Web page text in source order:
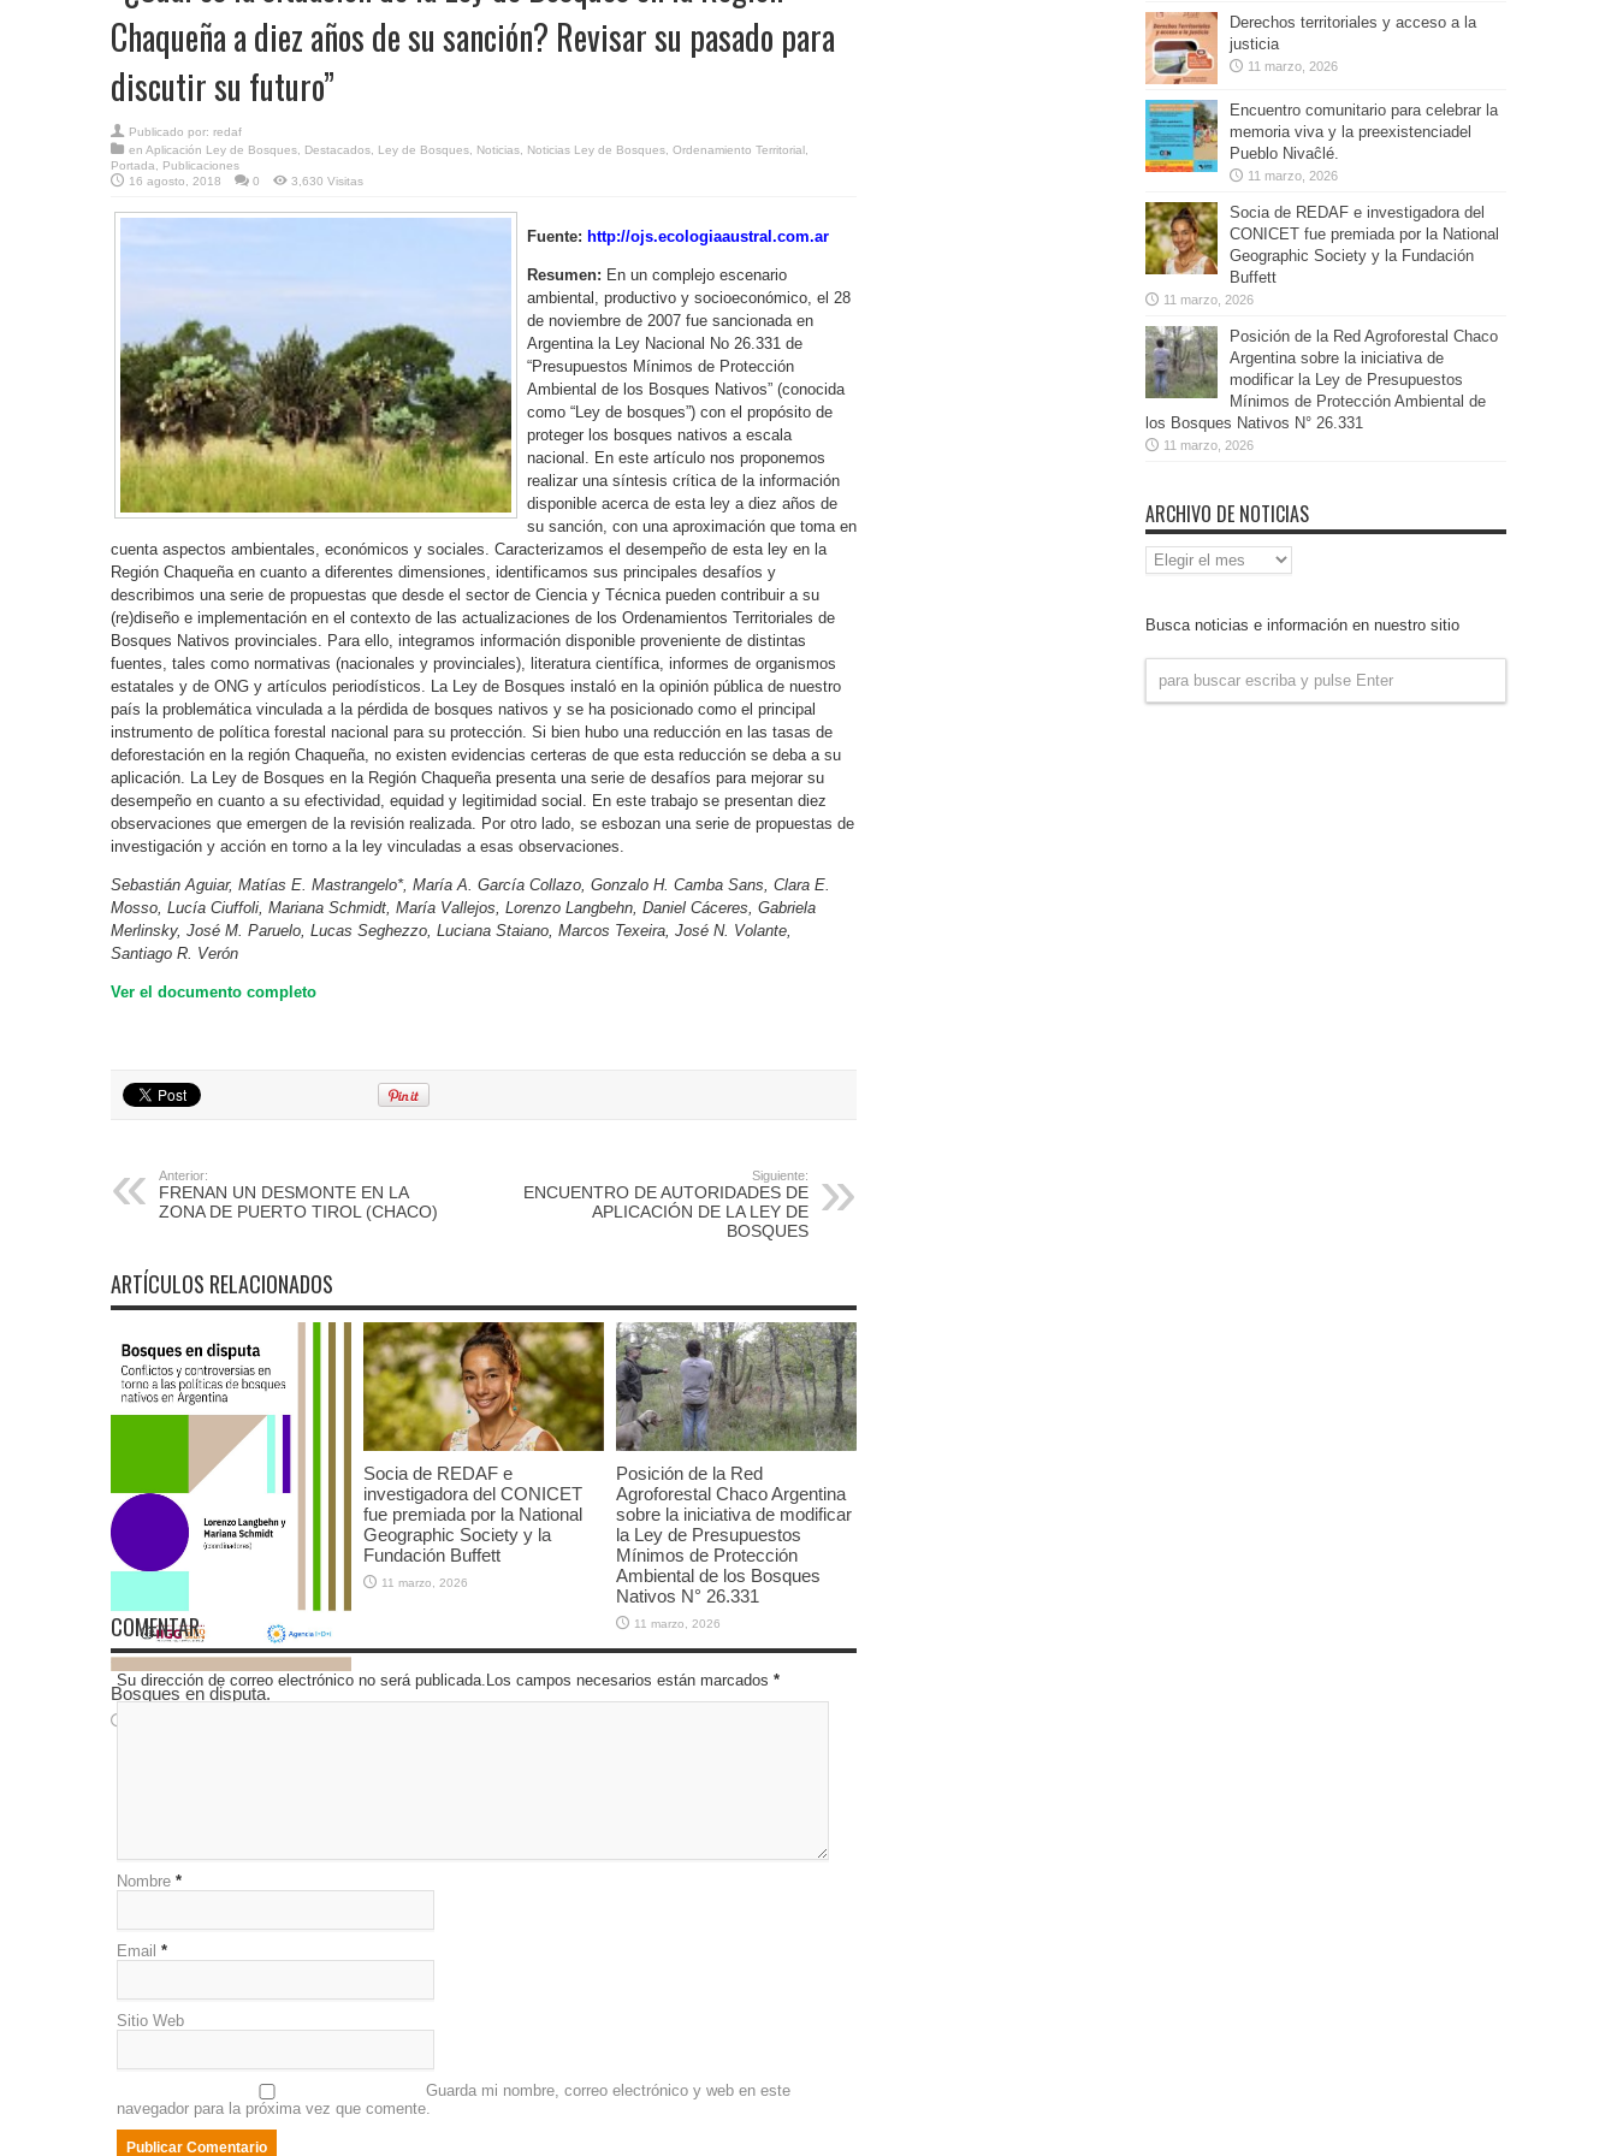
Chaqueña a diez años de su sanción? Revisar su pasado para
discutir su futuro”
Publicado por: redaf
en Aplicación Ley de Bosques Destacados Ley de Bosques Noticias Noticias Ley de Bosques Ordenamiento Territorial
Portada
Publicaciones
16 agosto, 2018
0 3,630 Visitas
Fuente: http://ojs.ecologiaaustral.com.ar
Resumen: En un complejo escenario
ambiental, productivo y socioeconómico, el 28
de noviembre de 2007 fue sancionada en
Argentina la Ley Nacional No 26.331 de
“Presupuestos Mínimos de Protección
Ambiental de los Bosques Nativos” (conocida
como “Ley de bosques”) con el propósito de
proteger los bosques nativos a escala
nacional. En este artículo nos proponemos
realizar una síntesis crítica de la información
disponible acerca de esta ley a diez años de
su sanción, con una aproximación que toma en
cuenta aspectos ambientales, económicos y sociales. Caracterizamos el desempeño de esta ley en la
Región Chaqueña en cuanto a diferentes dimensiones, identificamos sus principales desafíos y
describimos una serie de propuestas que desde el sector de Ciencia y Técnica pueden contribuir a su
(re)diseño e implementación en el contexto de las actualizaciones de los Ordenamientos Territoriales de
Bosques Nativos provinciales. Para ello, integramos información disponible proveniente de distintas
fuentes, tales como normativas (nacionales y provinciales), literatura científica, informes de organismos
estatales y de ONG y artículos periodísticos. La Ley de Bosques instaló en la opinión pública de nuestro
país la problemática vinculada a la pérdida de bosques nativos y se ha posicionado como el principal
instrumento de política forestal nacional para su protección. Si bien hubo una reducción en las tasas de
deforestación en la región Chaqueña, no existen evidencias certeras de que esta reducción se deba a su
aplicación. La Ley de Bosques en la Región Chaqueña presenta una serie de desafíos para mejorar su
desempeño en cuanto a su efectividad, equidad y legitimidad social. En este trabajo se presentan diez
observaciones que emergen de la revisión realizada. Por otro lado, se esbozan una serie de propuestas de
investigación y acción en torno a la ley vinculadas a esas observaciones.
Sebastián Aguiar, Matías E. Mastrangelo*, María A. García Collazo, Gonzalo H. Camba Sans, Clara E.
Mosso, Lucía Ciuffoli, Mariana Schmidt, María Vallejos, Lorenzo Langbehn, Daniel Cáceres, Gabriela
Merlinsky, José M. Paruelo, Lucas Seghezzo, Luciana Staiano, Marcos Texeira, José N. Volante,
Santiago R. Verón
Ver el documento completo
Anterior:
FRENAN UN DESMONTE EN LA
ZONA DE PUERTO TIROL (CHACO)
Siguiente:
ENCUENTRO DE AUTORIDADES DE
APLICACIÓN DE LA LEY DE
BOSQUES
ARTÍCULOS RELACIONADOS
Bosques en disputa.
Socia de REDAF e
investigadora del CONICET
fue premiada por la National
Geographic Society y la
Fundación Buffett
11 marzo, 2026
Posición de la Red
Agroforestal Chaco Argentina
sobre la iniciativa de modificar
la Ley de Presupuestos
Mínimos de Protección
Ambiental de los Bosques
Nativos N° 26.331
11 marzo, 2026
COMENTAR
Su dirección de correo electrónico no será publicada.Los campos necesarios están marcados *
Nombre *
Email *
Sitio Web
Guarda mi nombre, correo electrónico y web en este
navegador para la próxima vez que comente.
Derechos territoriales y acceso a la
justicia
11 marzo, 2026
Encuentro comunitario para celebrar la
memoria viva y la preexistenciadel
Pueblo Nivaĉlé.
11 marzo, 2026
Socia de REDAF e investigadora del
CONICET fue premiada por la National
Geographic Society y la Fundación
Buffett
11 marzo, 2026
Posición de la Red Agroforestal Chaco
Argentina sobre la iniciativa de
modificar la Ley de Presupuestos
Mínimos de Protección Ambiental de
los Bosques Nativos N° 26.331
11 marzo, 2026
ARCHIVO DE NOTICIAS
Archivo
de
Busca noticias e información en nuestro sitio